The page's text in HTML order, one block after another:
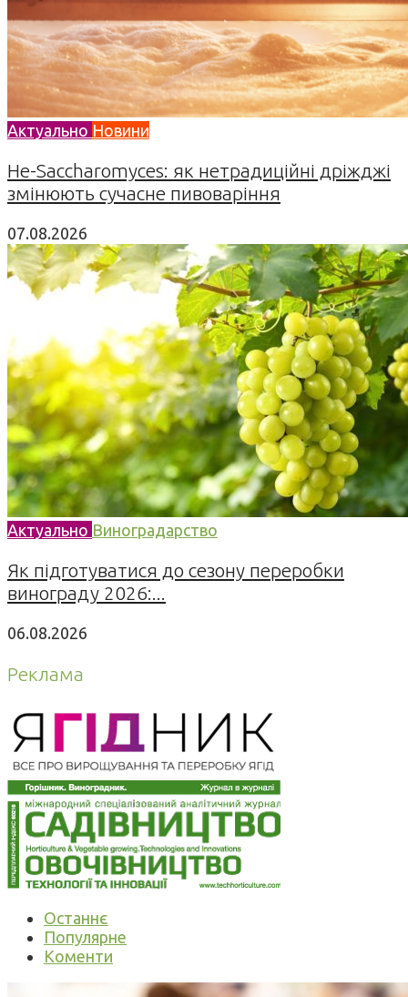
Актуально Новини
Не-Saccharomyces: як нетрадиційні дріжджі
змінюють сучасне пивоваріння
07.08.2026
Актуально Виноградарство
Як підготуватися до сезону переробки
винограду 2026:...
06.08.2026
Реклама
Останнє
Популярне
Коменти